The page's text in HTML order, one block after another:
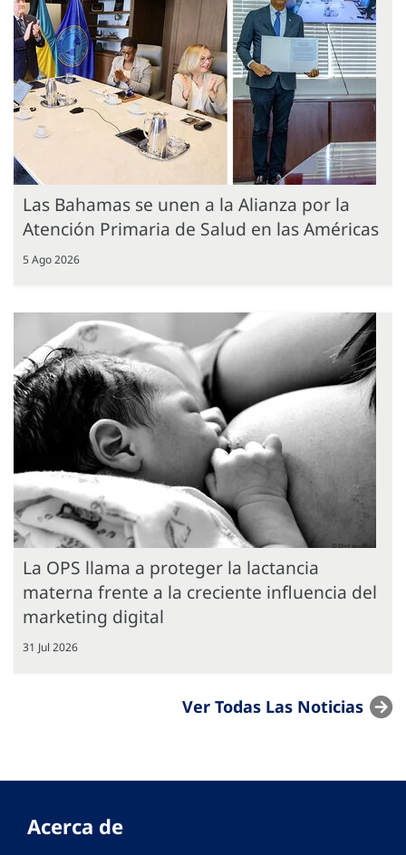
Las Bahamas se unen a la Alianza por la
Atención Primaria de Salud en las Américas
5 Ago 2026
La OPS llama a proteger la lactancia
materna frente a la creciente influencia del
marketing digital
31 Jul 2026
Ver Todas Las Noticias
Acerca de